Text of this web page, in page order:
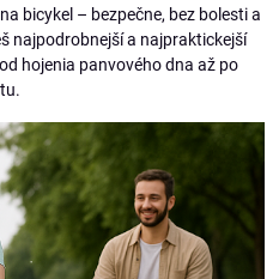
bicykel – bezpečne, bez bolesti a
najpodrobnejší a najpraktickejší
hojenia panvového dna až po